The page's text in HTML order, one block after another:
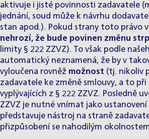
aktivuje i jisté povinnosti zadavatele
jednání, soud může k návrhu
stan apod.). Pokud strany toto právo
nehrozí, že bude povinen změnu
limity § 222 ZZVZ). To však podle
automatický neznamená, že by v
vyloučena rovněž možnost (tj. nikoliv
zadavatele ke změně smlouvy, a to
vyplývajících z § 222 ZZVZ. Posledně
ZZVZ je nutné vnímat jako ustanovení
představuje nástroj na straně
přizpůsobení se nahodilým